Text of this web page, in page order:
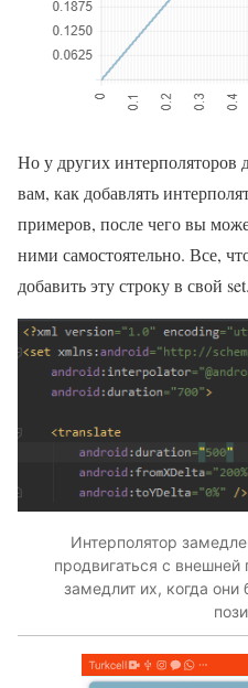
Но у других
вам, как добавлять
примеров, после чего вы
ними самостоятельно. Все,
добавить эту строку в свой set.
Интерполятор
продвигаться с
замедлит их, когда они